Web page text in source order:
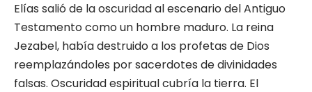
Elías salió de la oscuridad al escenario del Antiguo
Testamento como un hombre madu­ro. La reina
Jezabel, había destruido a los pro­fetas de Dios
reemplazándoles por sacerdotes de divinidades
falsas. Oscuridad espiritual cu­bría la tierra. El